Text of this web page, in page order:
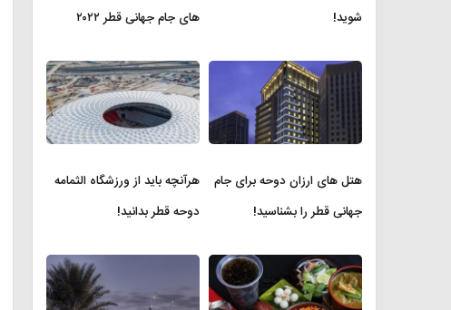
شوید! های جام جهانی قطر ۲۰۲۲
هتل های ارزان دوحه برای جام
جهانی قطر را بشناسید!
هرآنچه باید از ورزشگاه الثمامه
دوحه قطر بدانید!